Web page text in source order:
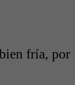
fría, por